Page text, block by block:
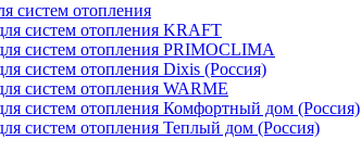
систем отопления
систем отопления KRAFT
систем отопления PRIMOCLIMA
систем отопления Dixis (Россия)
систем отопления WARME
систем отопления Комфортный дом (Россия)
систем отопления Теплый дом (Россия)